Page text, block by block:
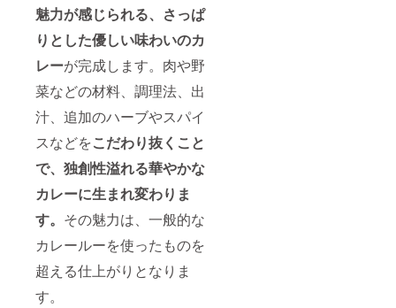
魅力が感じられる、さっぱ
りとした優しい味わいのカ
レーが完成します。肉や野
菜などの材料、調理法、出
汁、追加のハーブやスパイ
スなどをこだわり抜くこと
で、独創性溢れる華やかな
カレーに生まれ変わりま
す。 その魅力は、一般的な
カレールーを使ったものを
超える仕上がりとなりま
す。